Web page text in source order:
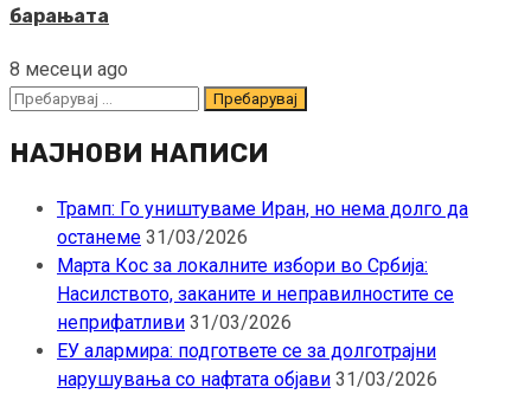
барањата
8 месеци ago
Пребарувај
НАЈНОВИ НАПИСИ
Трамп: Го уништуваме Иран, но нема долго да
останеме 31/03/2026
Марта Кос за локалните избори во Србија:
Насилството, заканите и неправилностите се
неприфатливи 31/03/2026
ЕУ алармира: подгответе се за долготрајни
нарушувања со нафтата објави 31/03/2026